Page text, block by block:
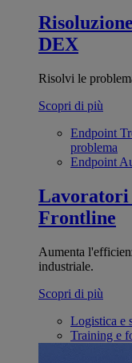
DEX
Risolvi le
Scopri di più
Endpoint
problema
Endpoint
Lavoratori
Frontline
Aumenta
industriale.
Scopri di più
Logistica e
Training e